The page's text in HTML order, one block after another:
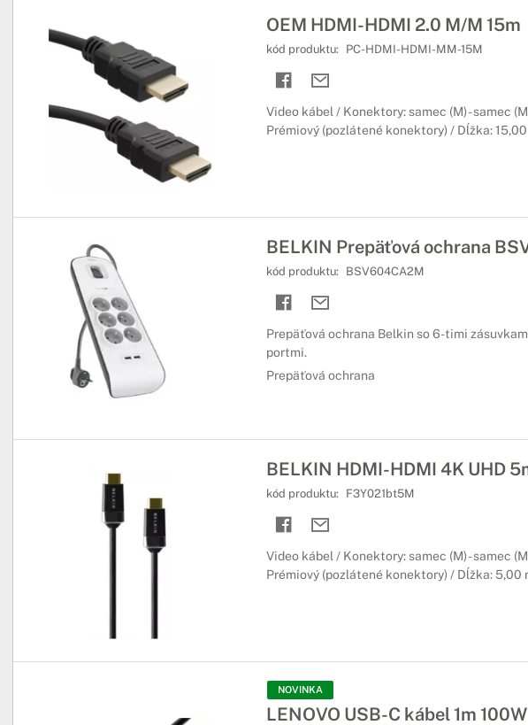
OEM HDMI-HDMI 2.0 M/M 15m
kód produktu: PC-HDMI-HDMI-MM-15M
Video kábel / Konektory: samec (M) - samec
Prémiový (pozlátené konektory) / Dĺžka: 15,00
BELKIN Prepäťová ochrana
kód produktu: BSV604CA2M
Prepäťová ochrana Belkin so 6-timi
portmi.
Prepäťová ochrana
BELKIN HDMI-HDMI 4K UHD
kód produktu: F3Y021bt5M
Video kábel / Konektory: samec (M) - samec
Prémiový (pozlátené konektory) / Dĺžka: 5,00
NOVINKA
LENOVO USB-C kábel 1m 100W